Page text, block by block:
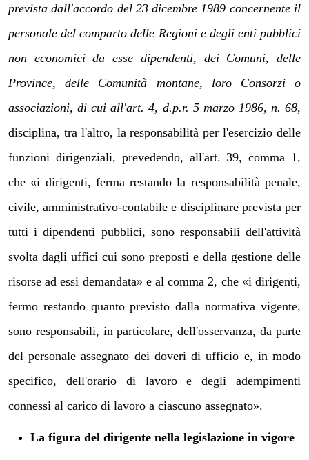
prevista dall'accordo del 23 dicembre 1989 concernente il
personale del comparto delle Regioni e degli enti pubblici
non economici da esse dipendenti, dei Comuni, delle
Province, delle Comunità montane, loro Consorzi o
associazioni, di cui all'art. 4, d.p.r. 5 marzo 1986, n. 68,
disciplina, tra l'altro, la responsabilità per l'esercizio delle
funzioni dirigenziali, prevedendo, all'art. 39, comma 1,
che «i dirigenti, ferma restando la responsabilità penale,
civile, amministrativo-contabile e disciplinare prevista per
tutti i dipendenti pubblici, sono responsabili dell'attività
svolta dagli uffici cui sono preposti e della gestione delle
risorse ad essi demandata» e al comma 2, che «i dirigenti,
fermo restando quanto previsto dalla normativa vigente,
sono responsabili, in particolare, dell'osservanza, da parte
del personale assegnato dei doveri di ufficio e, in modo
specifico, dell'orario di lavoro e degli adempimenti
connessi al carico di lavoro a ciascuno assegnato».
La figura del dirigente nella legislazione in vigore